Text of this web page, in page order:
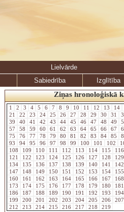
Lielvārde
Sabiedrība
Izglītība
Ziņas hronoloģiskā
1 2 3 4 5 6 7 8 9 10 11 12 13 14
21
22 23 24 25 26 27 28 29 30 31
39
40 41 42 43 44 45 46 47 48 49
57
58 59 60 61 62 63 64 65 66 67
75
76 77 78 79 80 81 82 83 84 85
93
94 95 96 97 98 99 100 101 102
108
109 110 111 112 113 114 115
121
122 123 124 125 126 127 128
134
135 136 137 138 139 140 141
147
148 149 150 151 152 153 154
160
161 162 163 164 165 166 167
173
174 175 176 177 178 179 180
186
187 188 189 190 191 192 193
199
200 201 202 203 204 205 206
212
213 214 215 216 217 218 219